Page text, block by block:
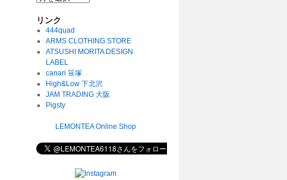
リンク
444quad
ARMS CLOTHING STORE
ATSUSHI MORITA DESIGN
LABEL
canari 笹塚
High&Low 下北沢
JAM TRADING 大阪
Pigsty
LEMONTEA Online Shop